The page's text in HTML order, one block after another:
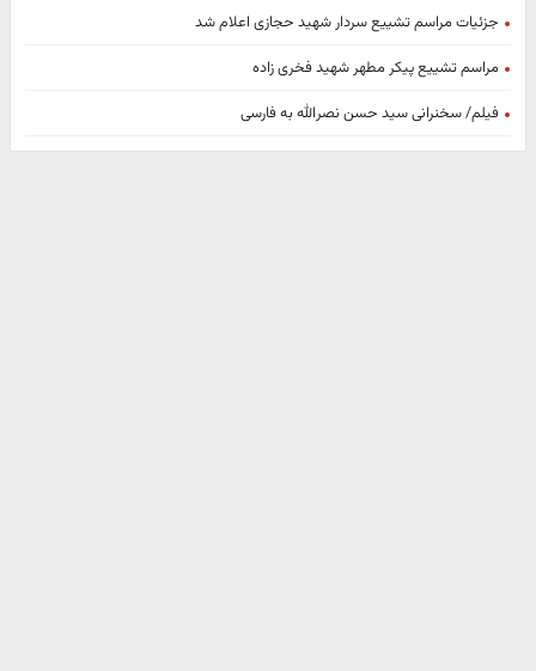
جزئیات مراسم تشییع سردار شهید حجازی اعلام شد
مراسم تشییع پیکر مطهر شهید فخری زاده
فیلم/ سخنرانی سید حسن نصرالله به فارسی